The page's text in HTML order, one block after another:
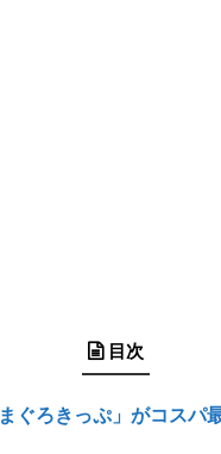
目次
ぐろきっぷ」がコスパ